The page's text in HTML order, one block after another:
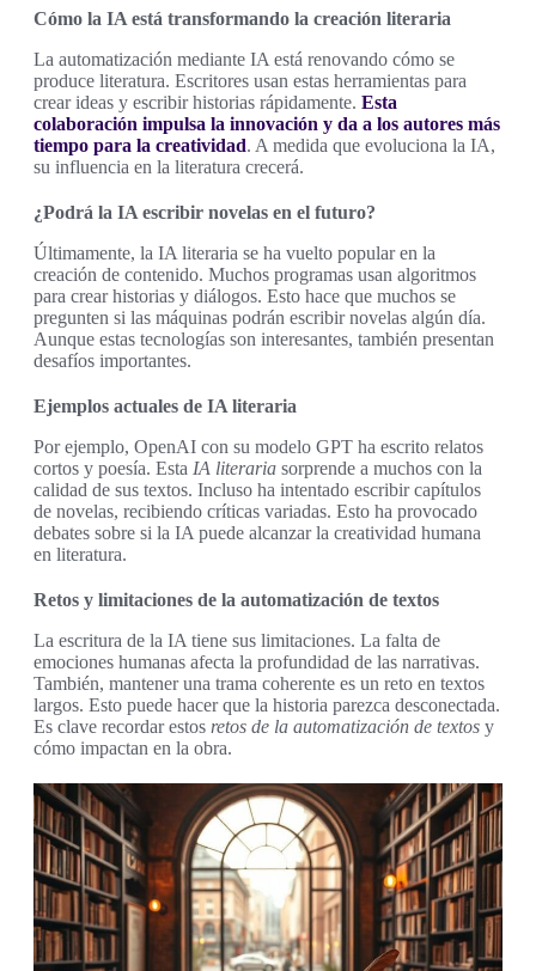
Cómo la IA está transformando la creación literaria
La automatización mediante IA está renovando cómo se
produce literatura. Escritores usan estas herramientas para
crear ideas y escribir historias rápidamente. Esta
colaboración impulsa la innovación y da a los autores más
tiempo para la creatividad. A medida que evoluciona la IA,
su influencia en la literatura crecerá.
¿Podrá la IA escribir novelas en el futuro?
Últimamente, la IA literaria se ha vuelto popular en la
creación de contenido. Muchos programas usan algoritmos
para crear historias y diálogos. Esto hace que muchos se
pregunten si las máquinas podrán escribir novelas algún día.
Aunque estas tecnologías son interesantes, también presentan
desafíos importantes.
Ejemplos actuales de IA literaria
Por ejemplo, OpenAI con su modelo GPT ha escrito relatos
cortos y poesía. Esta IA literaria sorprende a muchos con la
calidad de sus textos. Incluso ha intentado escribir capítulos
de novelas, recibiendo críticas variadas. Esto ha provocado
debates sobre si la IA puede alcanzar la creatividad humana
en literatura.
Retos y limitaciones de la automatización de textos
La escritura de la IA tiene sus limitaciones. La falta de
emociones humanas afecta la profundidad de las narrativas.
También, mantener una trama coherente es un reto en textos
largos. Esto puede hacer que la historia parezca desconectada.
Es clave recordar estos retos de la automatización de textos y
cómo impactan en la obra.